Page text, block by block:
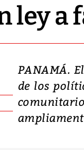
ley a
PANAMÁ.
de los